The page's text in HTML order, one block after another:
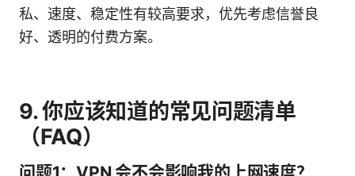
私、速度、稳定性有较高要求，优先考虑信誉良
好、透明的付费方案。
9. 你应该知道的常见问题清单
（FAQ）
问题1：VPN 会不会影响我的上网速度？